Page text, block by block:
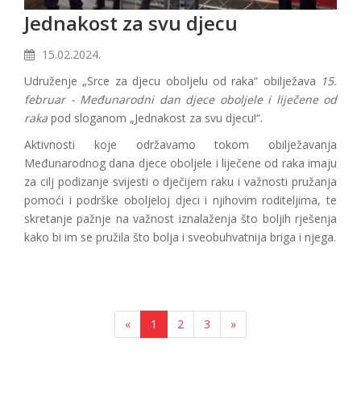
Jednakost za svu djecu
15.02.2024.
Udruženje „Srce za djecu oboljelu od raka“ obilježava 15.
februar - Međunarodni dan djece oboljele i liječene od
raka pod sloganom „Jednakost za svu djecu!“.
Aktivnosti koje održavamo tokom obilježavanja
Međunarodnog dana djece oboljele i liječene od raka imaju
za cilj podizanje svijesti o dječijem raku i važnosti pružanja
pomoći i podrške oboljeloj djeci i njihovim roditeljima, te
skretanje pažnje na važnost iznalaženja što boljih rješenja
kako bi im se pružila što bolja i sveobuhvatnija briga i njega.
« 1 2 3 »